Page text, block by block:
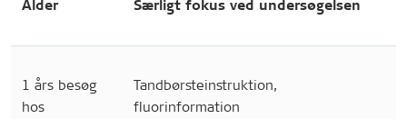
Alder Særligt fokus ved undersøgelsen
1 års besøg
hos
Tandbørsteinstruktion,
fluorinformation